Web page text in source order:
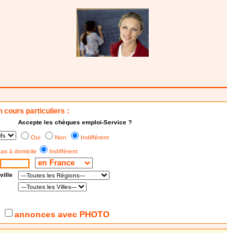
cours particuliers :
Accepte les chèques emploi-Service ?
Oui Non Indifférent
à domicile
Indifférent
annonces avec PHOTO